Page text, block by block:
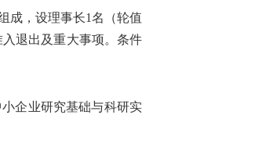
成，设理事长1名（轮值
退出及重大事项。条件
企业研究基础与科研实